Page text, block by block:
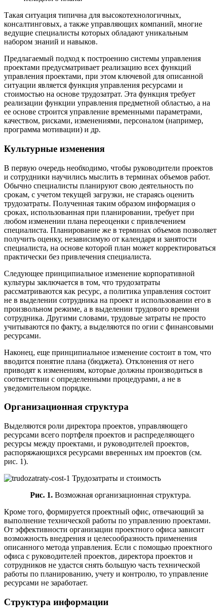
Такая ситуация типична для высокотехнологичных,
консалтинговых, а также управляющих компаний, многие
ведущие специалисты которых обладают уникальным
набором знаний и навыков.
Предлагаемый подход к построению системы управления
проектами предусматривает реализацию всех функций
управления проектами, при этом ключевой для описанной
ситуации является функция управления ресурсами и
стоимостью на основе трудозатрат. Эта функция требует
реализации функции управления предметной областью, а на
ее основе строится управление временными параметрами,
качеством, рисками, изменениями, персоналом (например,
программа мотивации) и др.
Культурные изменения
В первую очередь необходимо, чтобы руководители проектов
и сотрудники научились мыслить в терминах объемов работ.
Обычно специалисты планируют свою деятельность по
срокам, с учетом текущей загрузки, не стараясь оценить
трудозатраты. Полученная таким образом информация о
сроках, использованная при планировании, требует при
любом изменении плана переоценки с привлечением
специалиста. Планирование же в терминах объемов позволяет
получить оценку, независимую от календаря и занятости
специалиста, на основе которой план может корректироваться
практически без привлечения специалиста.
Следующее принципиальное изменение корпоративной
культуры заключается в том, что трудозатраты
рассматриваются как ресурс, а политика управления состоит
не в выделении сотрудника на проект и использовании его в
произвольном режиме, а в выделении трудового времени
сотрудника. Другими словами, трудовые затраты не просто
учитываются по факту, а выделяются по огии с финансовыми
ресурсами.
Наконец, еще принципиальное изменение состоит в том, что
вводится понятие плана (бюджета). Отклонения от него
приводят к изменениям, которые должны производиться в
соответствии с определенными процедурами, а не в
уведомительном порядке.
Организационная структура
Выделяются роли директора проектов, управляющего
ресурсами всего портфеля проектов и распределяющего
ресурсы между проектами, и руководителей проектов,
распоряжающихся ресурсами вверенных им проектов (см.
рис. 1).
Рис. 1. Возможная организационная структура.
Кроме того, формируется проектный офис, отвечающий за
выполнение технической работы по управлению проектами.
От эффективности организации проектного офиса зависит
возможность внедрения и целесообразность применения
описанного метода управления. Если с помощью проектного
офиса с руководителей проектов, директора проектов и
сотрудников не удастся снять большую часть технической
работы по планированию, учету и контролю, то управление
ресурсами не заработает.
Структура информации